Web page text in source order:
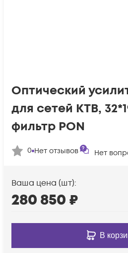
Оптический
для сетей КТВ,
фильтр PON
0 Нет отзывов Нет
Ваша цена (шт):
280 850 ₽
В